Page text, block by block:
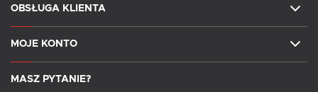
OBSŁUGA KLIENTA
MOJE KONTO
MASZ PYTANIE?